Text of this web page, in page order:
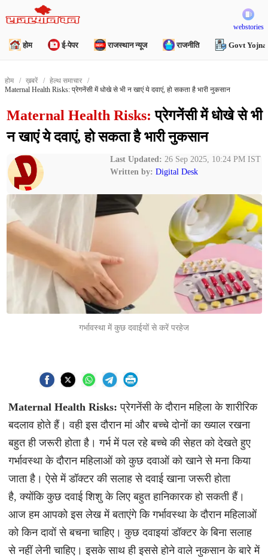
webstories
होम ई-पेपर राजस्थान न्यूज राजनीति Govt Yojna
होम ख़बरें
हेल्थ समाचार
Maternal Health Risks: प्रेगनेंसी में धोखे से भी न खाएं ये दवाएं, हो सकता है भारी नुकसान
Maternal Health Risks: प्रेगनेंसी में धोखे से भी
न खाएं ये दवाएं, हो सकता है भारी नुकसान
Last Updated: 26 Sep 2025, 10:24 PM IST
Written by: Digital Desk
गर्भावस्था में कुछ दवाईयों से करें परहेज
Maternal Health Risks:प्रेगनेंसी के दौरान महिला के शारीरिक
बदलाव होते हैं। वही इस दौरान मां और बच्चे दोनों का ख्याल रखना
बहुत ही जरूरी होता है। गर्भ में पल रहे बच्चे की सेहत को देखते हुए
गर्भावस्था के दौरान महिलाओं को कुछ दवाओं को खाने से मना किया
जाता है। ऐसे में डॉक्टर की सलाह से दवाई खाना जरूरी होता
है, क्योंकि कुछ दवाई शिशु के लिए बहुत हानिकारक हो सकती हैं।
आज हम आपको इस लेख में बताएंगे कि गर्भावस्था के दौरान महिलाओं
को किन दावों से बचना चाहिए। कुछ दवाइयां डॉक्टर के बिना सलाह
से नहीं लेनी चाहिए। इसके साथ ही इससे होने वाले नुकसान के बारे में